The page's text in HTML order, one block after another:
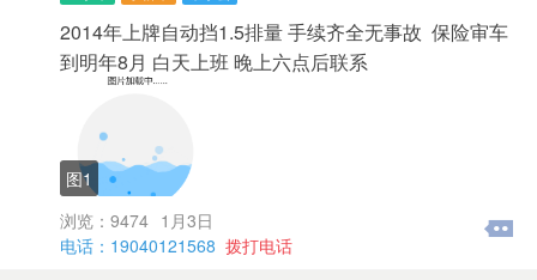
2014年上牌自动挡1.5排量 手续齐全无事故 ​‌‌ 保险审车
到明年8月 白天上班 晚上六点后联系
图1
浏览：9474 1月3日
电话：19040121568 拨打电话